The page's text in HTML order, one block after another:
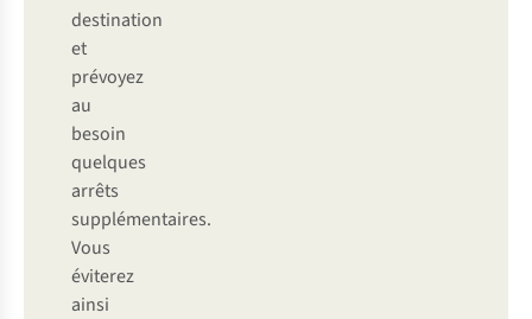
destination
et
prévoyez
au
besoin
quelques
arrêts
supplémentaires.
Vous
éviterez
ainsi